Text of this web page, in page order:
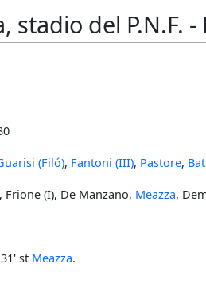
del P.N.F.
(Filó), Fantoni (III), Pastore,
Frione (I), De Manzano, Meazza,
st Meazza.